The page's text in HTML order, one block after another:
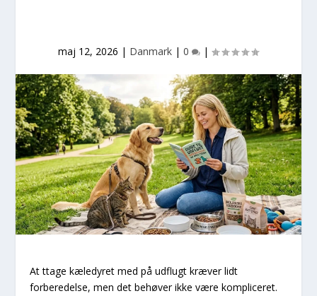
maj 12, 2026 | Danmark |0 |
At ttage kæledyret med på udflugt kræver lidt
forberedelse, men det behøver ikke være kompliceret.